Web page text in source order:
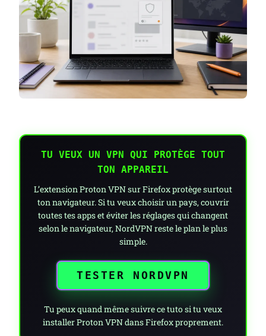
TU VEUX UN VPN QUI PROTÈGE TOUT
TON APPAREIL
L’extension Proton VPN sur Firefox protège surtout
ton navigateur. Si tu veux choisir un pays, couvrir
toutes tes apps et éviter les réglages qui changent
selon le navigateur, NordVPN reste le plan le plus
simple.
TESTER NORDVPN
Tu peux quand même suivre ce tuto si tu veux
installer Proton VPN dans Firefox proprement.